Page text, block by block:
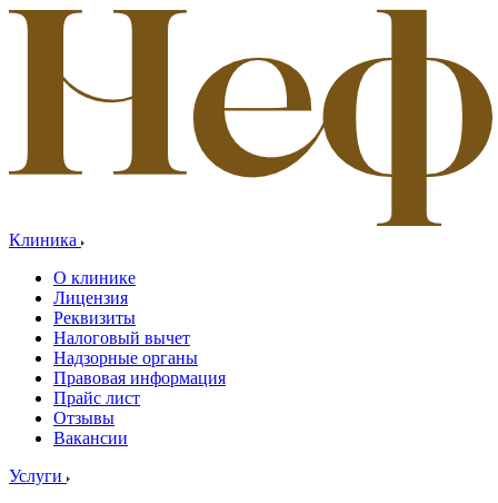
Клиника
О клинике
Лицензия
Реквизиты
Налоговый вычет
Надзорные органы
Правовая информация
Прайс лист
Отзывы
Вакансии
Услуги